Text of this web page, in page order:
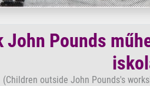
John Pounds
(Children outside John Pounds's